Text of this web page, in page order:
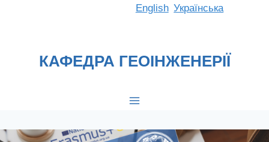
English Українська
КАФЕДРА ГЕОІНЖЕНЕРІЇ